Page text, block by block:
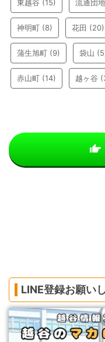
東越谷 (15) 流通団地
神明町 (8) 花田 (20)
蒲生旭町 (9) 袋山
赤山町 (14) 越ヶ谷
LINE登録お願い